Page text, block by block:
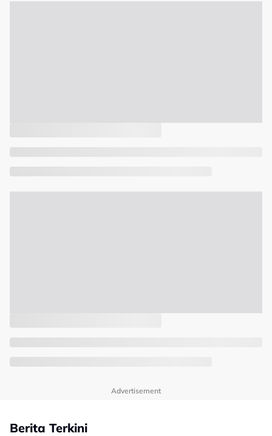
Advertisement
Berita Terkini